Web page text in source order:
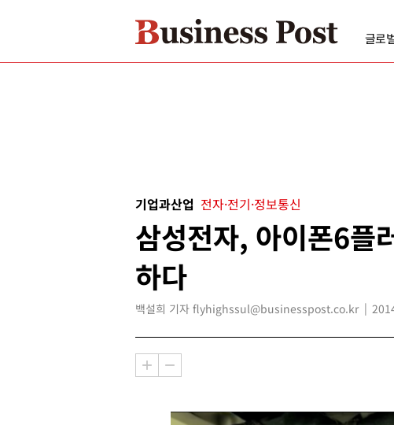
글로
기업과산업 전자·전기·정보통신
삼성전자, 아이폰6플
하다
백설희 기자 flyhighssul@businesspost.co.kr